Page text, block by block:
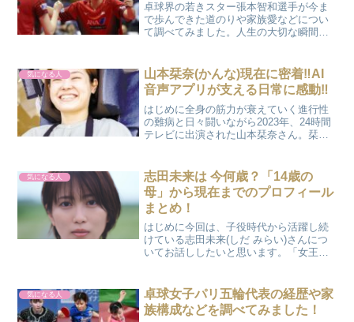
卓球界の若きスター張本智和選手が今ま
で歩んできた道のりや家族愛などについ
て調べてみました。人生の大切な瞬間を
かず） 生年月日：2003年6月27日（21
歳）2024年...
気になる人
山本栞奈(かんな)現在に密着‼AI
音声アプリが支える日常に感動‼
はじめに全身の筋力が衰えていく進行性
の難病と日々闘いながら2023年、24時間
テレビに出演された山本栞奈さん。栞奈
した。そして、声を失ったあとも「自分
の声で人と話したい」...
気になる人
志田未来は 今何歳？「14歳の
母」から現在までのプロフィール
まとめ！
はじめに今回は、子役時代から活躍し続
けている志田未来(しだ みらい)さんにつ
いてお話ししたいと思います。「女王の
でしょうか？ 私も時の流れの速さに驚き
ながら、彼女の歩...
気になる人
卓球女子パリ五輪代表の経歴や家
族構成などを調べてみました！